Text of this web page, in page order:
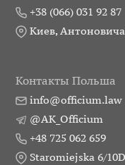
+38 (066) 031 92 87
Киев, Антоновича
Контакты Польша
info@officium.law
@AK_Officium
+48 725 062 659
Staromiejska 6/